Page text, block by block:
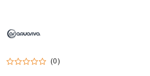
AQUAVIVA
(0)